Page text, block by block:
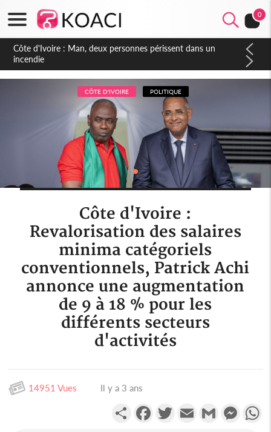
0
Côte d'Ivoire : Séileu, la célébration de la fête nationale
transformée en vaste campagne contre les produits
dépigmentants dangereux
CÔTE D'IVOIRE POLITIQUE
Côte d'Ivoire :
Revalorisation des salaires
minima catégoriels
conventionnels, Patrick Achi
annonce une augmentation
de 9 à 18 % pour les
différents secteurs
d'activités
14951 Vues Il y a 3 ans
PartagerFacebookTwitterEmail Gmail